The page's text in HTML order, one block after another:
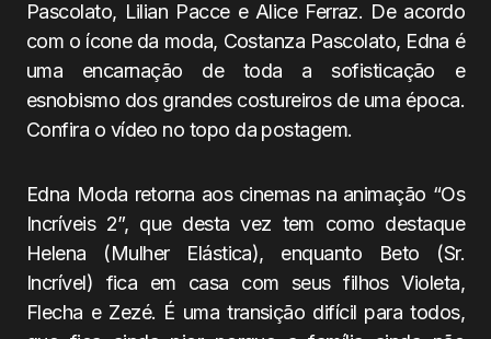
Pascolato, Lilian Pacce e Alice Ferraz. De acordo
com o ícone da moda, Costanza Pascolato, Edna é
uma encarnação de toda a sofisticação e
esnobismo dos grandes costureiros de uma época.
Confira o vídeo no topo da postagem.
Edna Moda retorna aos cinemas na animação “Os
Incríveis 2”, que desta vez tem como destaque
Helena (Mulher Elástica), enquanto Beto (Sr.
Incrível) fica em casa com seus filhos Violeta,
Flecha e Zezé. É uma transição difícil para todos,